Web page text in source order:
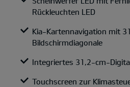
Rückleuchten LED
Kia-Kartennavigation mit
Bildschirmdiagonale
Integriertes 31,2-cm-
Touchscreen zur